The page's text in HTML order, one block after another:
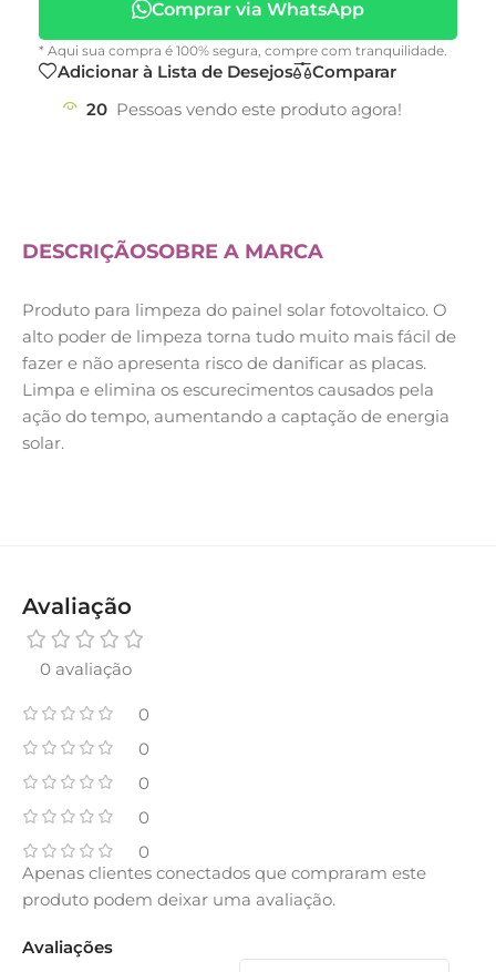
Comprar via WhatsApp
* Aqui sua compra é 100% segura, compre com tranquilidade.
Adicionar à Lista de Desejos
Comparar
20 Pessoas vendo este produto agora!
DESCRIÇÃOSOBRE A MARCA
Produto para limpeza do painel solar fotovoltaico. O
alto poder de limpeza torna tudo muito mais fácil de
fazer e não apresenta risco de danificar as placas.
Limpa e elimina os escurecimentos causados pela
ação do tempo, aumentando a captação de energia
solar.
Avaliação
0 avaliação
0
0
0
0
0
Avaliações
Apenas clientes conectados que compraram este
produto podem deixar uma avaliação.